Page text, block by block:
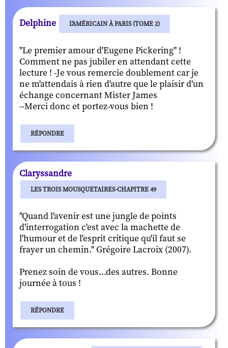
Delphine L'AMÉRICAIN À PARIS (TOME 2)
"Le premier amour d'Eugene Pickering" !
Comment ne pas jubiler en attendant cette
lecture ! -Je vous remercie doublement car je
ne m'attendais à rien d'autre que le plaisir d'un
échange concernant Mister James
--Merci donc et portez-vous bien !
RÉPONDRE
Claryssandre
LES TROIS MOUSQUETAIRES-CHAPITRE 49
"Quand l'avenir est une jungle de points
d'interrogation c'est avec la machette de
l'humour et de l'esprit critique qu'il faut se
frayer un chemin." Grégoire Lacroix (2007).
Prenez soin de vous...des autres. Bonne
journée à tous !
RÉPONDRE